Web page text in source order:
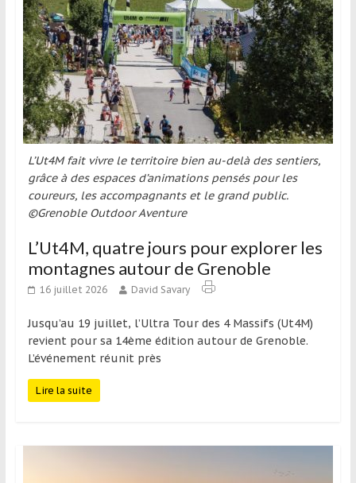
L’Ut4M fait vivre le territoire bien au-delà des sentiers,
grâce à des espaces d’animations pensés pour les
coureurs, les accompagnants et le grand public.
©Grenoble Outdoor Aventure
L’Ut4M, quatre jours pour explorer les
montagnes autour de Grenoble
16 juillet 2026 David Savary
Jusqu’au 19 juillet, l’Ultra Tour des 4 Massifs (Ut4M)
revient pour sa 14ème édition autour de Grenoble.
L’événement réunit près
Lire la suite